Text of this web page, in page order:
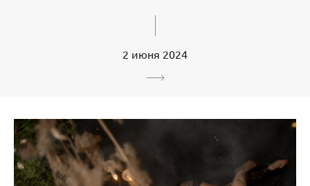
2 июня 2024